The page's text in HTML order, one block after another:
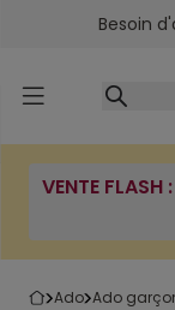
Accéder auBesoin
VENTE
ado ado